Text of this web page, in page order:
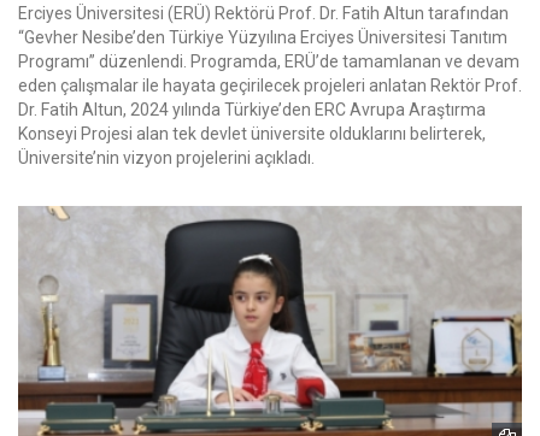
Erciyes Üniversitesi (ERÜ) Rektörü Prof. Dr. Fatih Altun tarafından
“Gevher Nesibe’den Türkiye Yüzyılına Erciyes Üniversitesi Tanıtım
Programı” düzenlendi. Programda, ERÜ’de tamamlanan ve devam
eden çalışmalar ile hayata geçirilecek projeleri anlatan Rektör Prof.
Dr. Fatih Altun, 2024 yılında Türkiye’den ERC Avrupa Araştırma
Konseyi Projesi alan tek devlet üniversite olduklarını belirterek,
Üniversite’nin vizyon projelerini açıkladı.